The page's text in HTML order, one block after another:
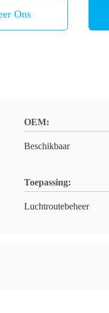
Ons
OEM:
Beschikbaar
Toepassing:
Luchtroutebeheer